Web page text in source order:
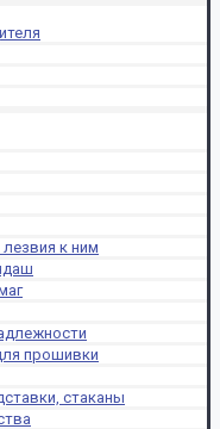
к ним
прошивки
стаканы